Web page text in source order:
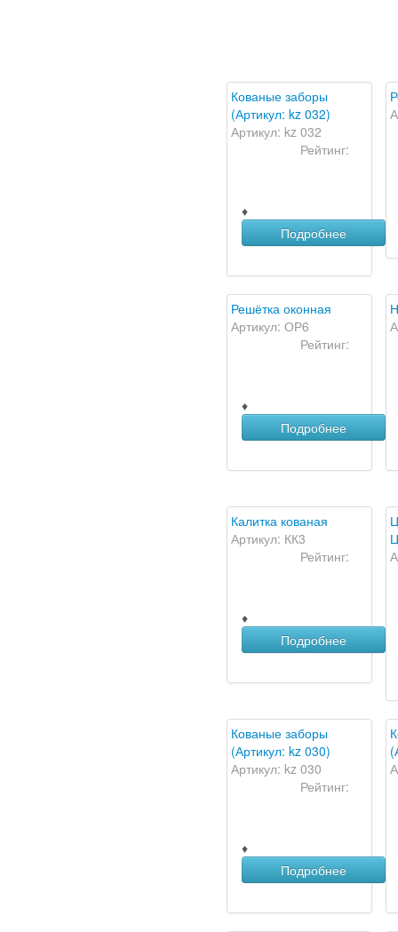
Кованые заборы
(Артикул: kz 032)
Артикул: kz 032
Рейтинг:
♦
Подробнее
Решётка оконная
Артикул: ОР6
Рейтинг:
♦
Подробнее
Калитка кованая
Артикул: КК3
Рейтинг:
♦
Подробнее
Кованые заборы
(Артикул: kz 030)
Артикул: kz 030
Рейтинг:
♦
Подробнее